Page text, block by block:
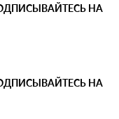
НА
НА